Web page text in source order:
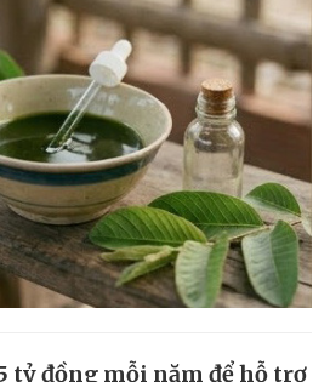
tỷ đồng mỗi năm để hỗ trợ